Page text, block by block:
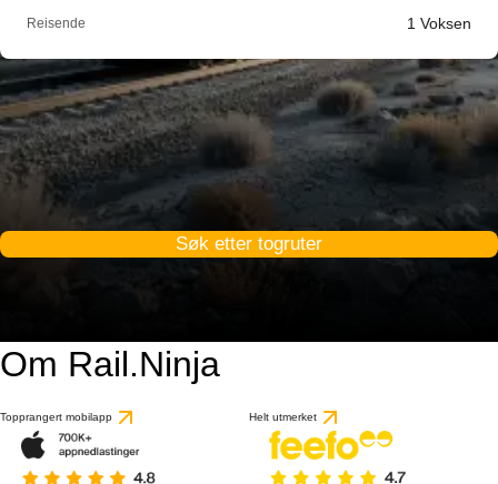
Reisende 1 Voksen
Søk etter togruter
Om Rail.Ninja
Topprangert mobilapp Helt utmerket